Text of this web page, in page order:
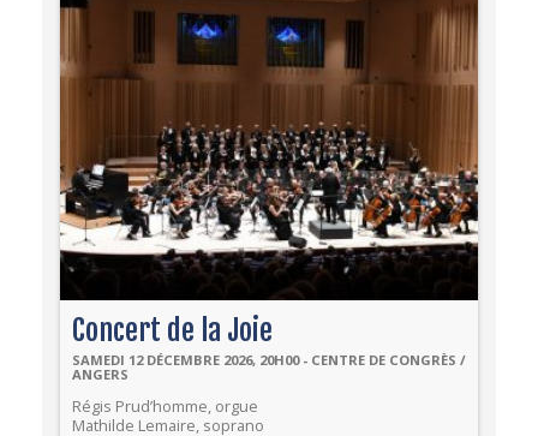
Concert de la Joie
SAMEDI 12 DÉCEMBRE 2026, 20H00 - CENTRE DE CONGRÈS /
ANGERS
Régis Prud’homme, orgue
Mathilde Lemaire, soprano